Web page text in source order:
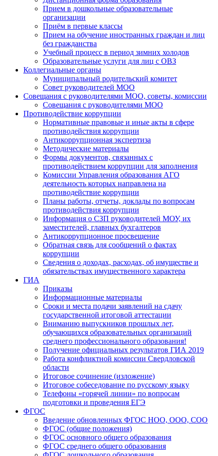
Прием в дошкольные образовательные
организации
Приём в первые классы
Прием на обучение иностранных граждан и лиц
без гражданства
Учебный процесс в период зимних холодов
Образовательные услуги для лиц с ОВЗ
Коллегиальные органы
Муниципальный родительский комитет
Совет руководителей МОО
Совещания с руководителями МОО, советы, комиссии
Совещания с руководителями МОО
Противодействие коррупции
Нормативные правовые и иные акты в сфере
противодействия коррупции
Антикоррупционная экспертиза
Методические материалы
Формы документов, связанных с
противодействием коррупции для заполнения
Комиссии Управления образования АГО
деятельность которых направлена на
противодействие коррупции
Планы работы, отчеты, доклады по вопросам
противодействия коррупции
Информация о СЗП руководителей МОУ, их
заместителей, главных бухгалтеров
Антикоррупционное просвещение
Обратная связь для сообщений о фактах
коррупции
Сведения о доходах, расходах, об имуществе и
обязательствах имущественного характера
ГИА
Приказы
Информационные материалы
Сроки и места подачи заявлений на сдачу
государственной итоговой аттестации
Вниманию выпускников прошлых лет,
обучающихся образовательных организаций
среднего профессионального образования!
Получение официальных результатов ГИА 2019
Работа конфликтной комиссии Свердловской
области
Итоговое сочинение (изложение)
Итоговое собеседование по русскому языку
Телефоны «горячей линии» по вопросам
подготовки и проведения ЕГЭ
ФГОС
Введение обновленных ФГОС НОО, ООО, СОО
ФГОС (общие положения)
ФГОС основного общего образования
ФГОС среднего общего образования